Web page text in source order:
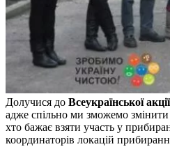
Долучися до Всеукраїнської
адже спільно ми зможемо
хто бажає взяти участь у
координаторів локацій